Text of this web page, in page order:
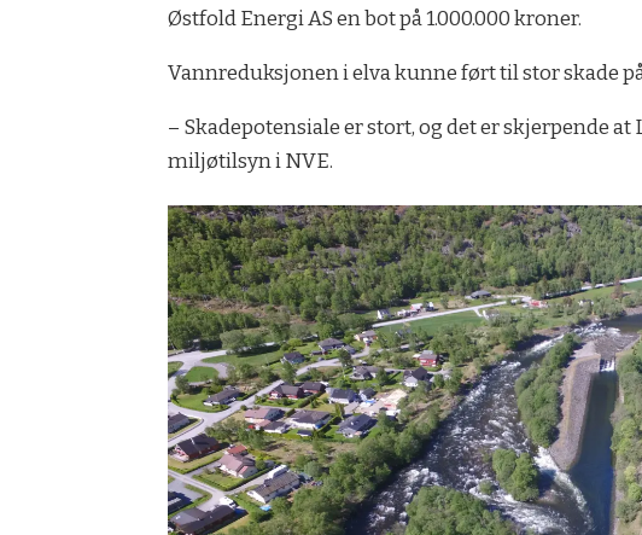
Østfold Energi AS en bot på 1.000.000 kroner.
Vannreduksjonen i elva kunne ført til stor skade
– Skadepotensiale er stort, og det er skjerpende
miljøtilsyn i NVE.